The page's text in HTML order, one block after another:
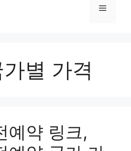
메
별 가격
예약 링크,